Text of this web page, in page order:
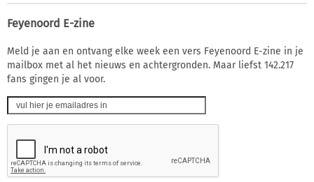
Feyenoord E-zine
Meld je aan en ontvang elke week een vers Feyenoord E-zine in je
mailbox met al het nieuws en achtergronden. Maar liefst 142.217
fans gingen je al voor.